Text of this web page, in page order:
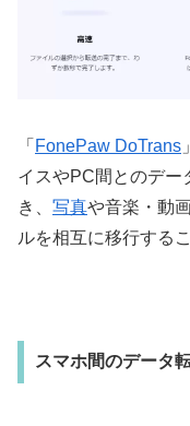
「 FonePaw DoTrans
イスやPC間とのデー
き、 写真や音楽・動画
ルを相互に移行する
スマホ間のデータ